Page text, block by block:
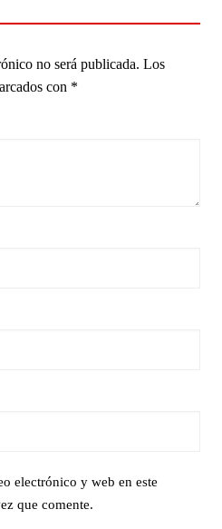
no será publicada. Los
con *
electrónico y web en este
que comente.